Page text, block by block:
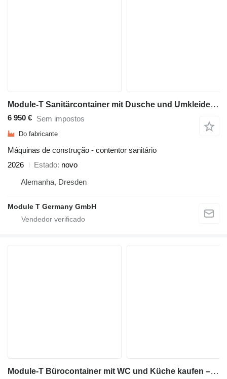
Module-T Sanitärcontainer mit Dusche und Umkleide kaufen – 300 × 240 cm |
6 950 € Sem impostos
Do fabricante
Máquinas de construção - contentor sanitário
2026
Estado novo
Alemanha, Dresden
Module T Germany GmbH
Module-T Bürocontainer mit WC und Küche kaufen – sofort lieferbar | NEU